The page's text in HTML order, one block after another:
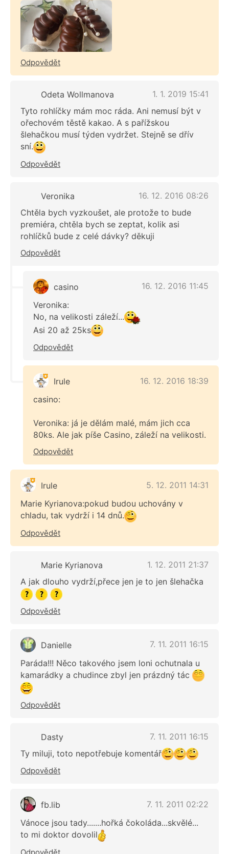
Odpovědět
Odeta Wollmanova
1. 1. 2019 15:41
Tyto rohlíčky mám moc ráda. Ani nemusí být v
ořechovém těstě kakao. A s pařížskou
šlehačkou musí týden vydržet. Stejně se dřív
sní.
Odpovědět
Veronika
16. 12. 2016 08:26
Chtěla bych vyzkoušet, ale protože to bude
premiéra, chtěla bych se zeptat, kolik asi
rohlíčků bude z celé dávky? děkuji
Odpovědět
casino
16. 12. 2016 11:45
Veronika:
No, na velikosti záleží...
Asi 20 až 25ks
Odpovědět
Irule
16. 12. 2016 18:39
casino:
Veronika: já je dělám malé, mám jich cca
80ks. Ale jak píše Casino, záleží na velikosti.
Odpovědět
Irule
5. 12. 2011 14:31
Marie Kyrianova:pokud budou uchovány v
chladu, tak vydrží i 14 dnů.
Odpovědět
Marie Kyrianova
1. 12. 2011 21:37
A jak dlouho vydrží,přece jen je to jen šlehačka
Odpovědět
Danielle
7. 11. 2011 16:15
Paráda!!! Něco takového jsem loni ochutnala u
kamarádky a chudince zbyl jen prázdný tác
Odpovědět
Dasty
7. 11. 2011 16:15
Ty miluji, toto nepotřebuje komentář
Odpovědět
fb.lib
7. 11. 2011 02:22
Vánoce jsou tady.......hořká čokoláda...skvělé...
to mi doktor dovolil